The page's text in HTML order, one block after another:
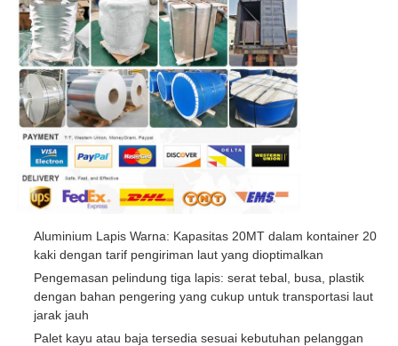
Aluminium Lapis Warna: Kapasitas 20MT dalam kontainer 20
kaki dengan tarif pengiriman laut yang dioptimalkan
Pengemasan pelindung tiga lapis: serat tebal, busa, plastik
dengan bahan pengering yang cukup untuk transportasi laut
jarak jauh
Palet kayu atau baja tersedia sesuai kebutuhan pelanggan